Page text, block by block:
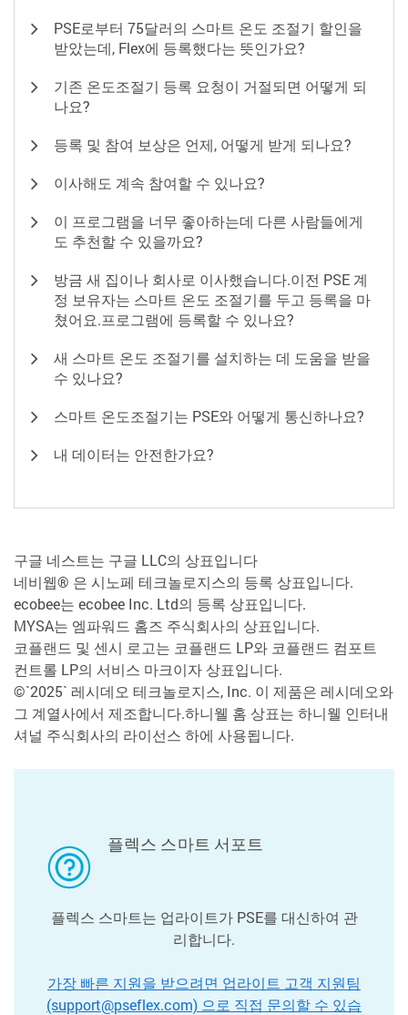
PSE로부터 75달러의 스마트 온도 조절기 할인을
받았는데, Flex에 등록했다는 뜻인가요?
기존 온도조절기 등록 요청이 거절되면 어떻게 되
나요?
등록 및 참여 보상은 언제, 어떻게 받게 되나요?
이사해도 계속 참여할 수 있나요?
이 프로그램을 너무 좋아하는데 다른 사람들에게
도 추천할 수 있을까요?
방금 새 집이나 회사로 이사했습니다.이전 PSE 계
정 보유자는 스마트 온도 조절기를 두고 등록을 마
쳤어요.프로그램에 등록할 수 있나요?
새 스마트 온도 조절기를 설치하는 데 도움을 받을
수 있나요?
스마트 온도조절기는 PSE와 어떻게 통신하나요?
내 데이터는 안전한가요?
구글 네스트는 구글 LLC의 상표입니다
네비웹® 은 시노페 테크놀로지스의 등록 상표입니다.
ecobee는 ecobee Inc. Ltd의 등록 상표입니다.
MYSA는 엠파워드 홈즈 주식회사의 상표입니다.
코플랜드 및 센시 로고는 코플랜드 LP와 코플랜드 컴포트
컨트롤 LP의 서비스 마크이자 상표입니다.
©`2025` 레시데오 테크놀로지스, Inc. 이 제품은 레시데오와
그 계열사에서 제조합니다.하니웰 홈 상표는 하니웰 인터내
셔널 주식회사의 라이선스 하에 사용됩니다.
플렉스 스마트 서포트
플렉스 스마트는 업라이트가 PSE를 대신하여 관
리합니다.
가장 빠른 지원을 받으려면 업라이트 고객 지원팀
(support@pseflex.com) 으로 직접 문의할 수 있습